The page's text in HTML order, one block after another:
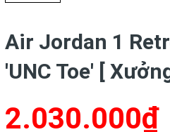
Air Jordan 1
'UNC Toe' [
2.030.000₫